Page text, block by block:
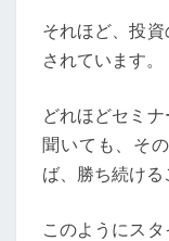
それほど、投
されています。
どれほどセミ
聞いても、そ
ば、勝ち続ける
このようにス